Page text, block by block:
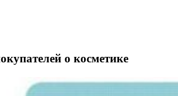
о косметике